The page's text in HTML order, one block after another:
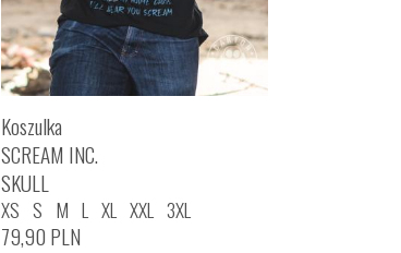
Koszulka
SCREAM INC.
SKULL
XS S M L XL XXL 3XL
79,90 PLN